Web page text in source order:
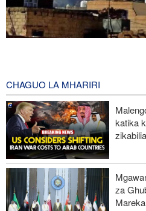
Mkuu wa Mossad awatimua
mpango wa kuipindua serikali ya
Wabunge wa Uganda watilia shaka
kupeleka wanajeshi Ghaza
Miaka 81 baada ya US
UN ataka silaha za nyuklia
CHAGUO LA MHARIRI
katika
za